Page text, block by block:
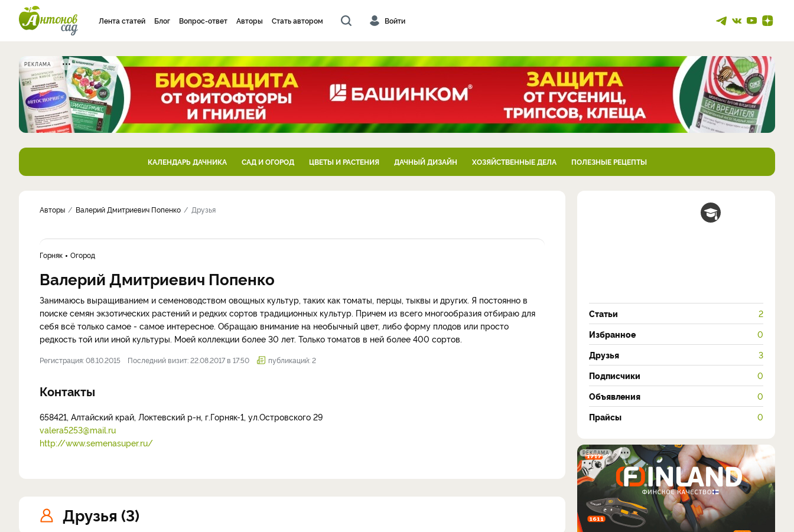
Лента статей Блог Вопрос-ответ Авторы Стать автором Войти
РЕКЛАМА
КАЛЕНДАРЬ ДАЧНИКА САД И ОГОРОД ЦВЕТЫ И РАСТЕНИЯ ДАЧНЫЙ ДИЗАЙН ХОЗЯЙСТВЕННЫЕ ДЕЛА ПОЛЕЗНЫЕ РЕЦЕПТЫ
Авторы Валерий Дмитриевич Попенко Друзья
Горняк Огород
Валерий Дмитриевич Попенко
Занимаюсь выращиванием и семеноводством овощных культур, таких как томаты, перцы, тыквы и других. Я постоянно в
поиске семян экзотических растений и редких сортов традиционных культур. Причем из всего многообразия отбираю для
себя всё только самое - самое интересное. Обращаю внимание на необычный цвет, либо форму плодов или просто
редкость той или иной культуры. Моей коллекции более 30 лет. Только томатов в ней более 400 сортов.
Регистрация: 08.10.2015 Последний визит: 22.08.2017 в 17:50 публикаций: 2
Контакты
658421, Алтайский край, Локтевский р-н, г.Горняк-1, ул.Островского 29
valera5253@mail.ru
http://www.semenasuper.ru/
Друзья (3)
Статьи 2
Избранное 0
Друзья 3
Подписчики 0
Объявления 0
Прайсы 0
РЕКЛАМА